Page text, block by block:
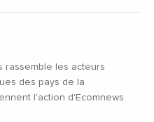
rassemble les acteurs
des pays de la
l'action d'Ecomnews